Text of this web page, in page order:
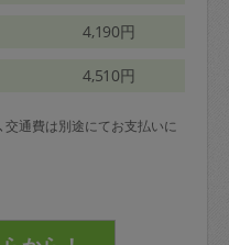
4,190円
4,510円
通費は別途にてお支払いに